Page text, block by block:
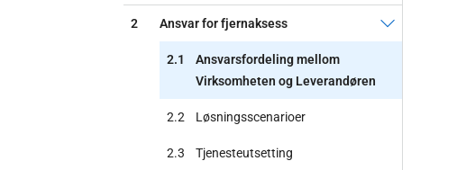
2 Ansvar for fjernaksess
2.1
Ansvarsfordeling mellom
Virksomheten og Leverandøren
2.2 Løsningsscenarioer
2.3 Tjenesteutsetting